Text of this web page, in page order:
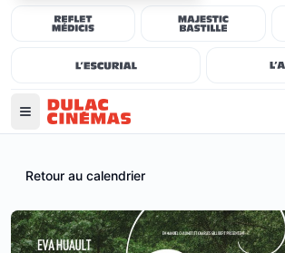
Retour au calendrier